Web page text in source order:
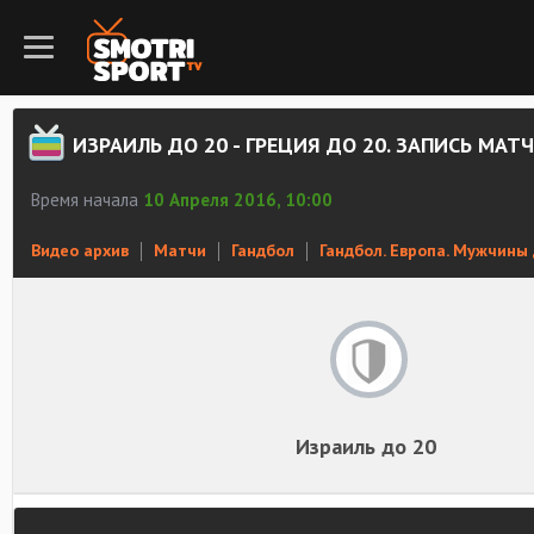
ИЗРАИЛЬ ДО 20 - ГРЕЦИЯ ДО 20. ЗАПИСЬ
Время начала 10 Апреля 2016, 10:00
Видео архив Матчи Гандбол Гандбол. Европа. Мужчины
Израиль до 20